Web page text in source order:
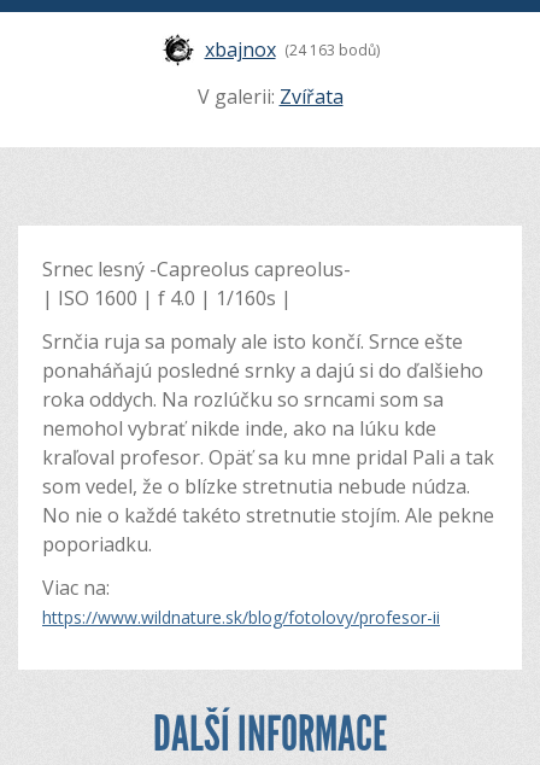
xbajnox (24 163 bodů)
V galerii: Zvířata
Srnec lesný -Capreolus capreolus-
| ISO 1600 | f 4.0 | 1/160s |
Srnčia ruja sa pomaly ale isto končí. Srnce ešte
ponaháňajú posledné srnky a dajú si do ďalšieho
roka oddych. Na rozlúčku so srncami som sa
nemohol vybrať nikde inde, ako na lúku kde
kraľoval profesor. Opäť sa ku mne pridal Pali a tak
som vedel, že o blízke stretnutia nebude núdza.
No nie o každé takéto stretnutie stojím. Ale pekne
poporiadku.
Viac na:
https://www.wildnature.sk/blog/fotolovy/profesor-ii
DALŠÍ INFORMACE